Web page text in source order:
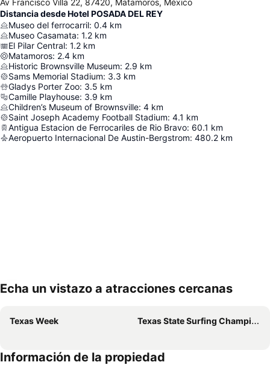
Av Francisco Villa 22, 87420, Matamoros, México
Distancia desde Hotel POSADA DEL REY
Museo del ferrocarril: 0.4 km
Museo Casamata: 1.2 km
El Pilar Central: 1.2 km
Matamoros: 2.4 km
Historic Brownsville Museum: 2.9 km
Sams Memorial Stadium: 3.3 km
Gladys Porter Zoo: 3.5 km
Camille Playhouse: 3.9 km
Children’s Museum of Brownsville: 4 km
Saint Joseph Academy Football Stadium: 4.1 km
Antigua Estacion de Ferrocariles de Rio Bravo: 60.1 km
Aeropuerto Internacional De Austin-Bergstrom: 480.2 km
Echa un vistazo a atracciones cercanas
Texas Week Texas State Surfing Championship
Información de la propiedad